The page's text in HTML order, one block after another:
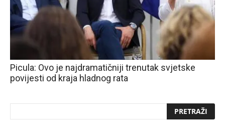
Picula: Ovo je najdramatičniji trenutak svjetske
povijesti od kraja hladnog rata